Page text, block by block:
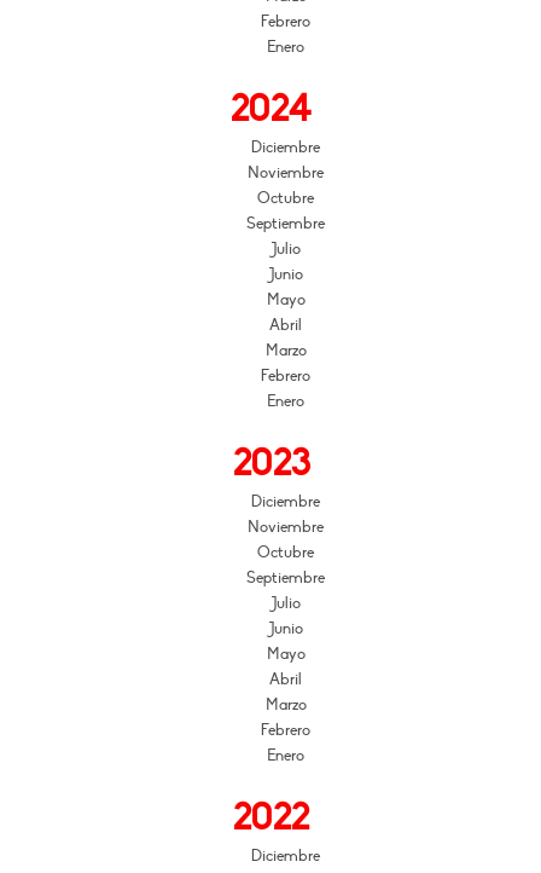
Febrero
Enero
2024
Diciembre
Noviembre
Octubre
Septiembre
Julio
Junio
Mayo
Abril
Marzo
Febrero
Enero
2023
Diciembre
Noviembre
Octubre
Septiembre
Julio
Junio
Mayo
Abril
Marzo
Febrero
Enero
2022
Diciembre